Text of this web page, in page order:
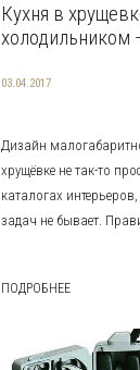
Кухня в
холодильником
03.04.2017
Дизайн
хрущёвке не так-то
каталогах
задач не бывает.
ПОДРОБНЕЕ